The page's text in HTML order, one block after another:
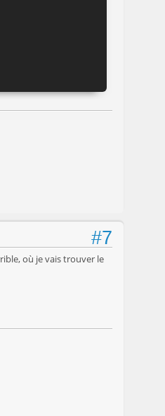
#7
où je vais trouver le